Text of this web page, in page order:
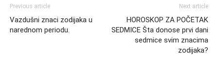
Previous article
Vazdušni znaci zodijaka u
narednom periodu.
Next article
HOROSKOP ZA POČETAK
SEDMICE Šta donose prvi dani
sedmice svim znacima
zodijaka?